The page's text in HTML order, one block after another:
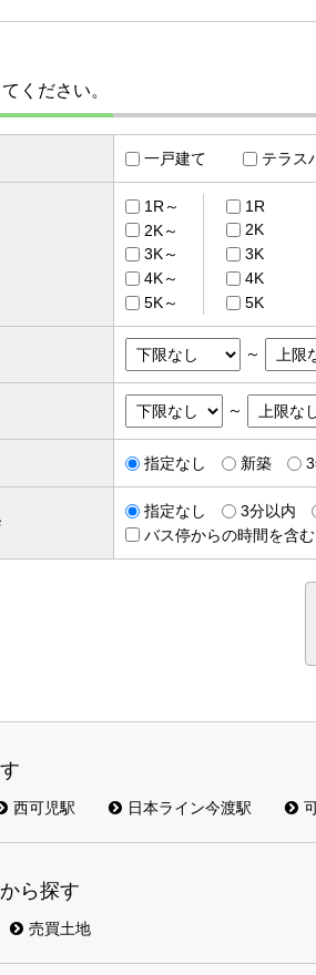
ください。
一戸建て テラス
1R～
2K～
3K～
4K～
5K～
1R
2K
3K
4K
5K
～
～
指定なし 新築
指定なし 3分以内
バス停からの時間を含む
西可児駅 日本ライン今渡駅
ら探す
売買土地